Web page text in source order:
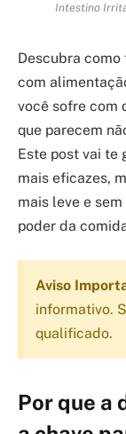
Intestino
Descubra
com
você sofre com
que parecem
Este post vai te
mais eficazes,
mais leve e
poder da
Aviso
informativo.
qualificado.
Por que a